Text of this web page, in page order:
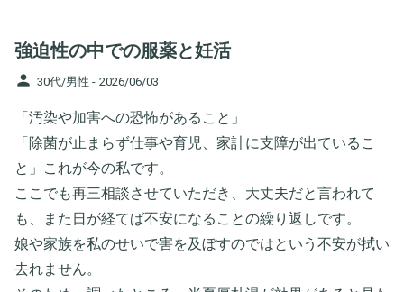
強迫性の中での服薬と妊活
person 30代/男性 - 2026/06/03
「汚染や加害への恐怖があること」
「除菌が止まらず仕事や育児、家計に支障が出ているこ
と」これが今の私です。
ここでも再三相談させていただき、大丈夫だと言われて
も、また日が経てば不安になることの繰り返しです。
娘や家族を私のせいで害を及ぼすのではという不安が拭い
去れません。